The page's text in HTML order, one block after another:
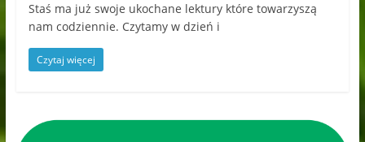
Staś ma już swoje ukochane lektury które towarzyszą
nam codziennie. Czytamy w dzień i
Czytaj więcej